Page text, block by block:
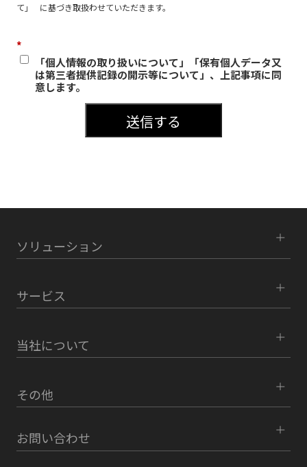
て」
に基づき取扱わせていただきます。
*
「個人情報の取り扱いについて」「保有個人データ又
は第三者提供記録の開示等について」、上記事項に同
意します。
送信する
ソリューション
サービス
当社について
その他
お問い合わせ